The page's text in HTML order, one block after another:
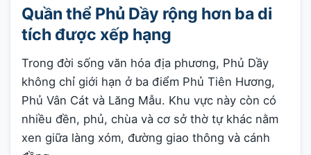
Quần thể Phủ Dầy rộng hơn ba di
tích được xếp hạng
Trong đời sống văn hóa địa phương, Phủ Dầy
không chỉ giới hạn ở ba điểm Phủ Tiên Hương,
Phủ Vân Cát và Lăng Mẫu. Khu vực này còn có
nhiều đền, phủ, chùa và cơ sở thờ tự khác nằm
xen giữa làng xóm, đường giao thông và cánh